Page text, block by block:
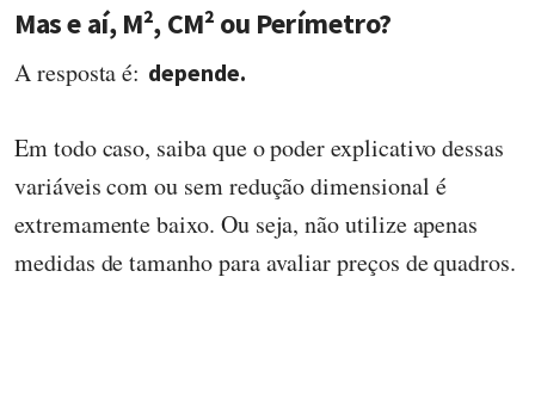
Mas e aí, M², CM² ou Perímetro?
A resposta é: depende.
Em todo caso, saiba que o poder explicativo dessas
variáveis com ou sem redução dimensional é
extremamente baixo. Ou seja, não utilize apenas
medidas de tamanho para avaliar preços de quadros.